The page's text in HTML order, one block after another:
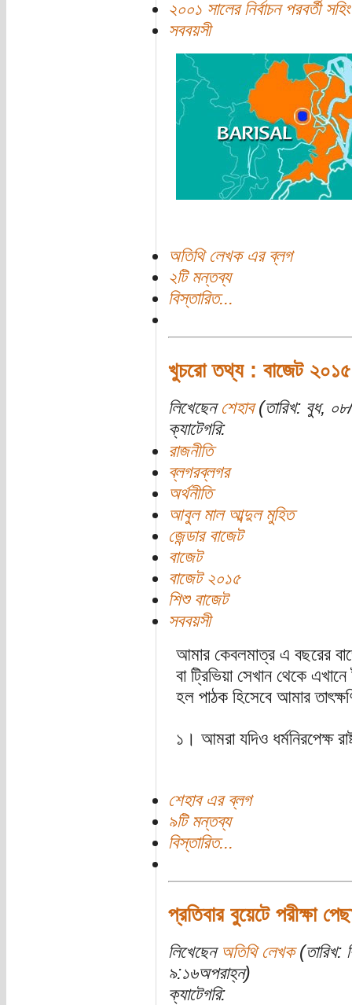
২০০১ সালের নির্বাচন পরবর্তী
সববয়সী
অতিথি লেখক এর ব্লগ
২টি মন্তব্য
বিস্তারিত...
খুচরো তথ্য : বাজেট ২০১৫
লিখেছেন শেহাব(তারিখ: বুধ,
ক্যাটেগরি:
রাজনীতি
ব্লগরব্লগর
অর্থনীতি
আবুল মাল আব্দুল মুহিত
জেন্ডার বাজেট
বাজেট
বাজেট ২০১৫
শিশু বাজেট
সববয়সী
আমার কেবলমাত্র এ বছরের
বা ট্রিভিয়া সেখান থেকে
হল পাঠক হিসেবে আমার
১। আমরা যদিও ধর্মনিরপেক্ষ
শেহাব এর ব্লগ
৯টি মন্তব্য
বিস্তারিত...
প্রতিবার বুয়েটে পরীক্ষা
লিখেছেন অতিথি লেখক(তারিখ:
৯:১৬অপরাহ্ন)
ক্যাটেগরি: